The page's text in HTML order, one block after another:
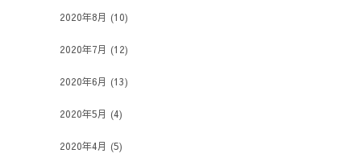
2020年8月 (10)
2020年7月 (12)
2020年6月 (13)
2020年5月 (4)
2020年4月 (5)